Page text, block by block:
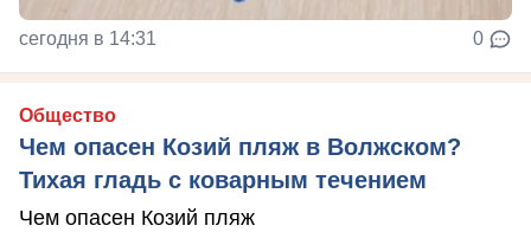
сегодня в 14:31 0
Общество
Чем опасен Козий пляж в Волжском?
Тихая гладь с коварным течением
Чем опасен Козий пляж